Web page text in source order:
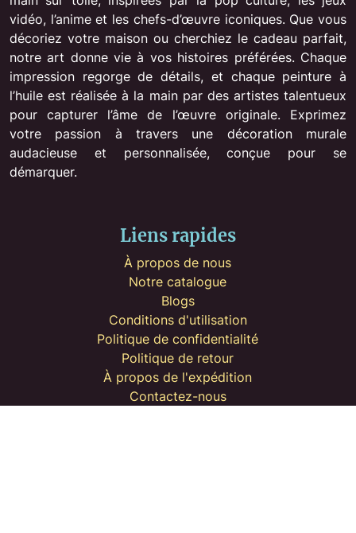
vidéo, l’anime et les chefs-d’œuvre iconiques. Que vous
décoriez votre maison ou cherchiez le cadeau parfait,
notre art donne vie à vos histoires préférées. Chaque
impression regorge de détails, et chaque peinture à
l’huile est réalisée à la main par des artistes talentueux
pour capturer l’âme de l’œuvre originale. Exprimez
votre passion à travers une décoration murale
audacieuse et personnalisée, conçue pour se
démarquer.
Liens rapides
À propos de nous
Notre catalogue
Blogs
Conditions d'utilisation
Politique de confidentialité
Politique de retour
À propos de l'expédition
Contactez-nous